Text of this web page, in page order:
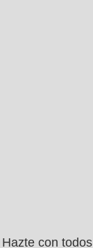
Hazte con